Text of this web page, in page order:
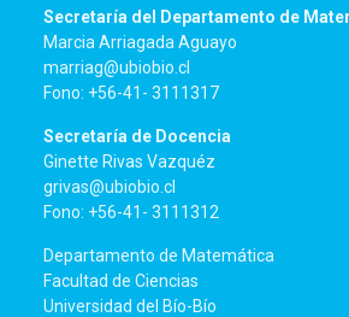
Secretaría del Departamento de
Marcia Arriagada Aguayo
marriag@ubiobio.cl
Fono: +56-41- 3111317
Secretaría de Docencia
Ginette Rivas Vazquéz
grivas@ubiobio.cl
Fono: +56-41- 3111312
Departamento de Matemática
Facultad de Ciencias
Universidad del Bío-Bío